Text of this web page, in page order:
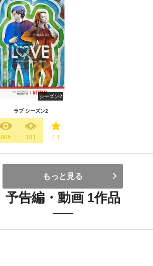
シーズン2
ラブ シーズン2
905 181 4.1
もっと見る
予告編・動画 1作品